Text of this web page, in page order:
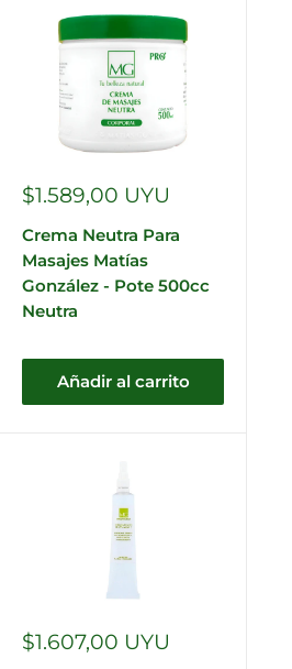
Precio
venta
$1.589,00 UYU
Crema Neutra Para
Masajes Matías
González - Pote 500cc
Neutra
Añadir al carrito
Precio
$1.607,00 UYU